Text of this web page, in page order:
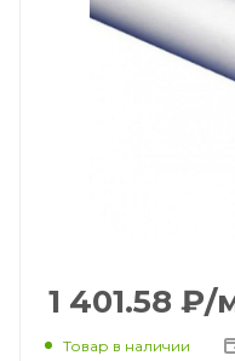
1 401.58 ₽/
Товар в наличии